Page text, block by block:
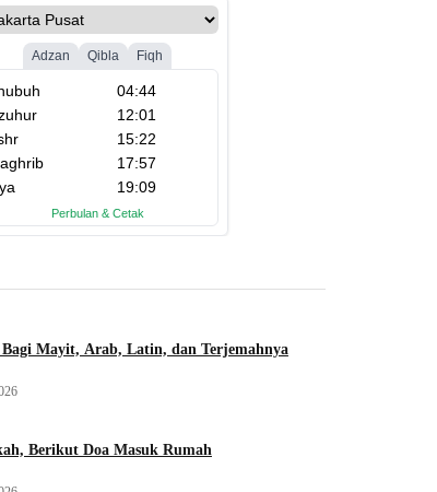
Bagi Mayit, Arab, Latin, dan Terjemahnya
Berikut Doa Masuk Rumah